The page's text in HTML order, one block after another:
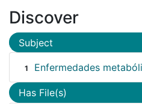
Discover
Subject
1 Enfermedades
Has File(s)